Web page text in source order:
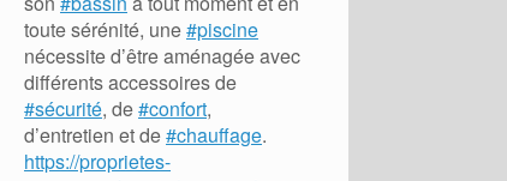
toute sérénité, une#piscine
nécessite d’être aménagée avec
différents accessoires de
#sécurité, de#confort,
d’entretien et de#chauffage.
https://proprietes-